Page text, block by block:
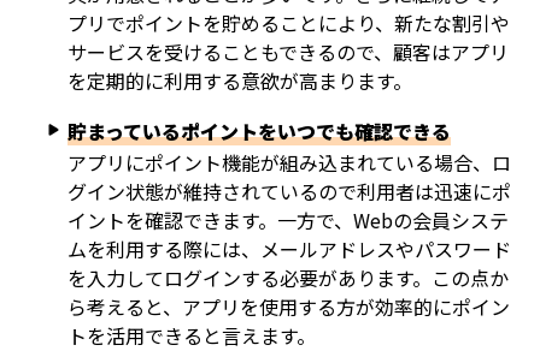
プリでポイントを貯めることにより、新たな割引や
サービスを受けることもできるので、顧客はアプリ
を定期的に利用する意欲が高まります。
貯まっているポイントをいつでも確認できる
アプリにポイント機能が組み込まれている場合、ロ
グイン状態が維持されているので利用者は迅速にポ
イントを確認できます。一方で、Webの会員システ
ムを利用する際には、メールアドレスやパスワード
を入力してログインする必要があります。この点か
ら考えると、アプリを使用する方が効率的にポイン
トを活用できると言えます。